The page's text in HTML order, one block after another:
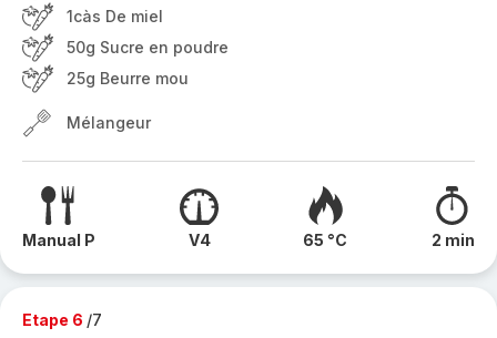
1càs De miel
50g Sucre en poudre
25g Beurre mou
Mélangeur
Manual P V4 65 °C 2 min
Etape 6 /7